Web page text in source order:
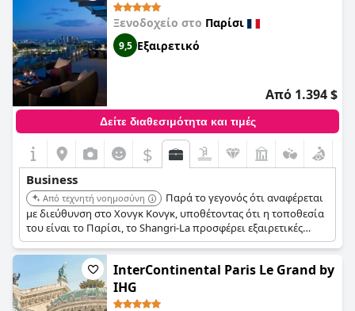
Ξενοδοχείο στο Παρίσι
9,5 Εξαιρετικό
Από 1.394 $
Δείτε διαθεσιμότητα και τιμές
$
Business
Από τεχνητή νοημοσύνη
Παρά το γεγονός ότι αναφέρεται
με διεύθυνση στο Χονγκ Κονγκ, υποθέτοντας ότι η τοποθεσία
του είναι το Παρίσι, το Shangri-La προσφέρει εξαιρετικές
επιχειρηματικές ανέσεις, συμπεριλαμβανομένων ιδιωτικών
χώρων συναντήσεων, υψηλής ταχύτητας internet και
ολοκληρωμένων επιχειρηματικών υπηρεσιών. Είναι ιδανικό
για συναντήσεις στελεχών και εταιρικές εκδηλώσεις.
InterContinental Paris Le Grand by
IHG